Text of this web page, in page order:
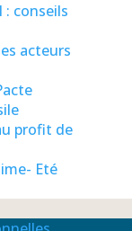
: conseils
acteurs
profit de
Eté